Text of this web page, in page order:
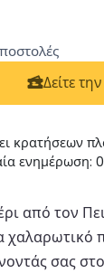
Δείτε
κρατήσεων
ενημέρωση:
από τον
χαλαρωτικό
σας